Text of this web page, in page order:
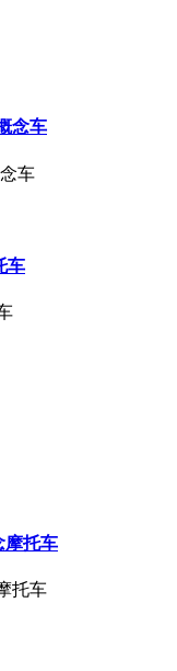
念车
车
车
摩托车
托车